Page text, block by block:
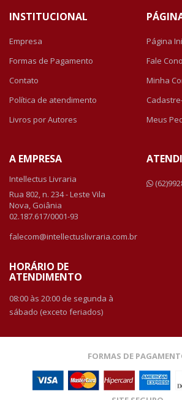
INSTITUCIONAL
Empresa
Formas de Pagamento
Contato
Política de atendimento
Livros por Autores
Página
Fale
Minha
Meus
A EMPRESA
Intellectus Livraria
Rua 802, n. 234 - Leste Vila
Nova, Goiânia
02.187.617/0001-93
falecom@intellectuslivraria.com.br
HORÁRIO DE
ATENDIMENTO
08:00 às 20:00 de segunda à
sábado (exceto feriados)
FORMAS DE